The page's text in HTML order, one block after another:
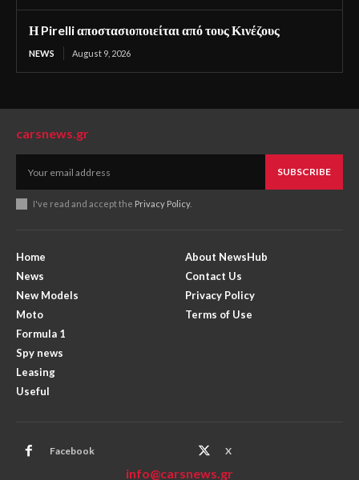
Η Pirelli αποστασιοποιείται από τους Κινέζους
NEWS August 9, 2026
carsnews.gr
SUBSCRIBE
I've read and accept the Privacy Policy.
Home
News
New Models
Moto
Formula 1
Spy news
Leasing
Useful
About NewsHub
Contact Us
Privacy Policy
Terms of Use
Facebook X
info@carsnews.gr